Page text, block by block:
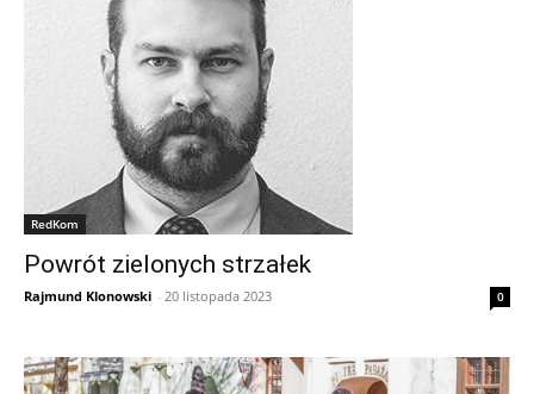
RedKom
Powrót zielonych strzałek
Rajmund Klonowski - 20 listopada 2023 0